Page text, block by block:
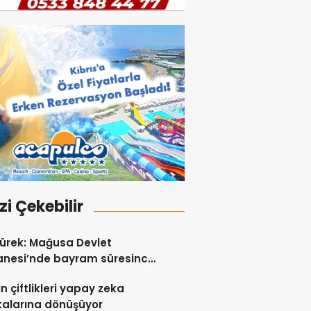
Çekebilir
Mağusa Devlet
bayram süresince
edildi
çiftlikleri yapay zeka
dönüşüyor